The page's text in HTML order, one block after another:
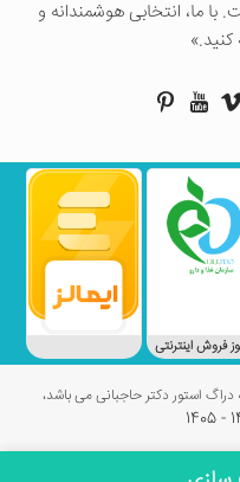
ما، انتخابی هوشمندانه و
کنید.»
فروش اینترنتی
استور دکتر حاجبانی می باشد،